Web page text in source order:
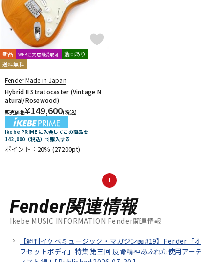
新品 WEB注文店頭受取可
動画あり
送料無料
Fender Made in Japan
Hybrid II Stratocaster (Vintage N
atural/Rosewood)
販売価格¥149,600(税込)
Ikebe PRIME に入会してこの商品を
142,000（税込）で購入する
ポイント：20% (27200pt)
1
Fender関連情報
Ikebe MUSIC INFORMATION Fender関連情報
【週刊イケベミュージック・マガジン📖#19】Fender「オ
フセットボディ」特集 第三回 反骨精神あふれた使用アーテ